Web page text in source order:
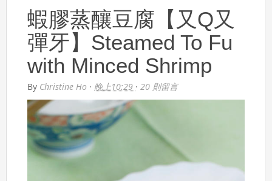
蝦膠蒸釀豆腐【又Q又
彈牙】Steamed To Fu
with Minced Shrimp
By Christine Ho · 晚上10:29 ·20 則留言